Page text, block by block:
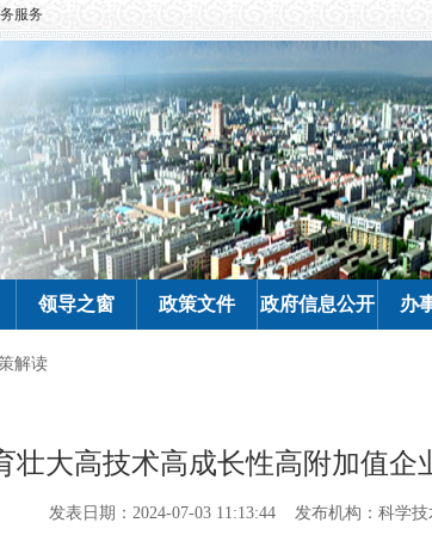
服务
领导之窗 政策文件 政府信息公开 办
解读
大高技术高成长性高附加值企
发表日期：2024-07-03 11:13:44 发布机构：科学技